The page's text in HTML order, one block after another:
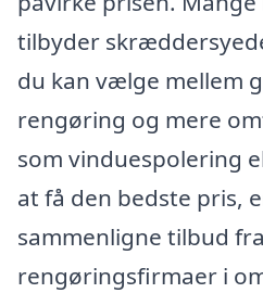
tilbyder
du kan vælge mellem
rengøring og mere
som vinduespolering
at få den bedste pris,
sammenligne tilbud
rengøringsfirmaer i